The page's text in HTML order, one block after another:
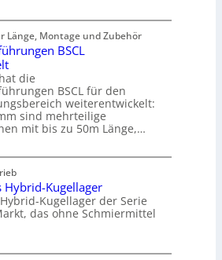
Länge, Montage und Zubehör
BSCL
die
BSCL für den
weiterentwickelt:
sind mehrteilige
mit bis zu 50m Länge,…
Hybrid-Kugellager
Kugellager der Serie
das ohne Schmiermittel